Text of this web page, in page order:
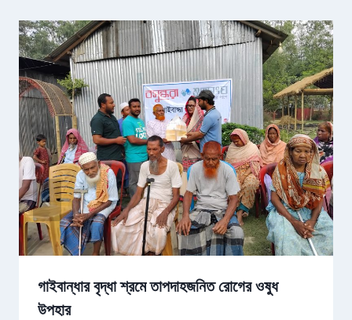
গাইবান্ধার বৃদ্ধা শ্রমে তাপদাহজনিত রোগের ওষুধ
উপহার